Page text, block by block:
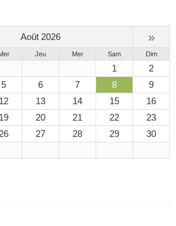
Août 2026 »
Jeu Mer Sam Dim
1
2
5 6 7 8
9
12 13 14 15
16
19 20 21 22
23
26 27 28 29
30